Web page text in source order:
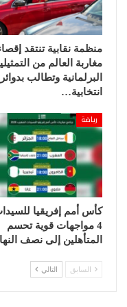
ملموسة للحد من
هجمات الذئاب أو
عن المراعي، بما يضمن
من معاناة الكسابين.
خطة ميدانية شاملة
الخسائر، مما يهدد
التي تعتمد كليا على
منظمة نقابية تنتقد
مغاربة العالم من
البرلمانية وتطالب بدوائر
انتخابية…
رياضة
كأس أمم إفريقيا
4 مواجهات قوية تحسم
المتأهلين إلى نصف
السابق التالي